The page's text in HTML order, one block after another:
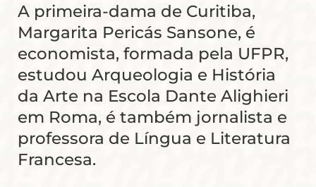
A primeira-dama de Curitiba,
Margarita Pericás Sansone, é
economista, formada pela UFPR,
estudou Arqueologia e História
da Arte na Escola Dante Alighieri
em Roma, é também jornalista e
professora de Língua e Literatura
Francesa.